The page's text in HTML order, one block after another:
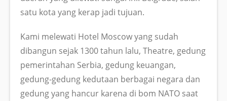
satu kota yang kerap jadi tujuan.
Kami melewati Hotel Moscow yang sudah
dibangun sejak 1300 tahun lalu, Theatre, gedung
pemerintahan Serbia, gedung keuangan,
gedung-gedung kedutaan berbagai negara dan
gedung yang hancur karena di bom NATO saat